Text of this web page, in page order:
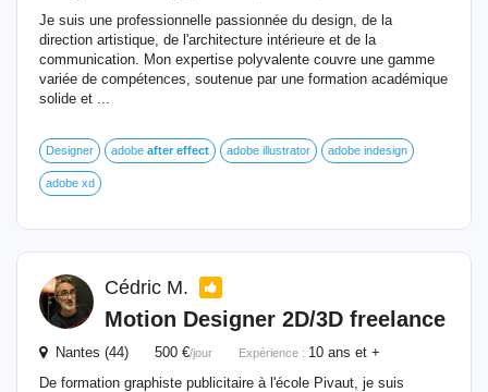
Je suis une professionnelle passionnée du design, de la
direction artistique, de l'architecture intérieure et de la
communication. Mon expertise polyvalente couvre une gamme
variée de compétences, soutenue par une formation académique
solide et ...
Designer adobe after effect adobe illustrator adobe indesign
adobe xd
Cédric M.
Motion Designer 2D/3D freelance
Nantes (44) 500 €/jour Expérience : 10 ans et +
De formation graphiste publicitaire à l'école Pivaut, je suis